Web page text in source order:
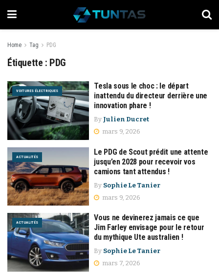
Home Tag PDG
Étiquette : PDG
VOITURES ÉLECTRIQUES
Tesla sous le choc : le départ
inattendu du directeur derrière une
innovation phare !
By Julien Ducret
mars 9, 2026
ACTUALITÉS
Le PDG de Scout prédit une attente
jusqu’en 2028 pour recevoir vos
camions tant attendus !
By Sophie Le Tanier
mars 9, 2026
ACTUALITÉS
Vous ne devinerez jamais ce que
Jim Farley envisage pour le retour
du mythique Ute australien !
By Sophie Le Tanier
mars 7, 2026